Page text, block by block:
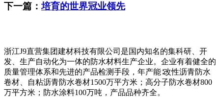
下一篇：培育的世界冠业领先
浙江J9直营集团建材科技有限公司是国内知名的集科研、开
发、生产自动化为一体的防水材料生产企业。企业有着健全的
质量管理体系和先进的产品检测手段，年产能∶改性沥青防水
卷材、自粘沥青防水卷材1500万平方米；高分子防水卷材800
万平方米；防水涂料100万吨，产品品种齐全。